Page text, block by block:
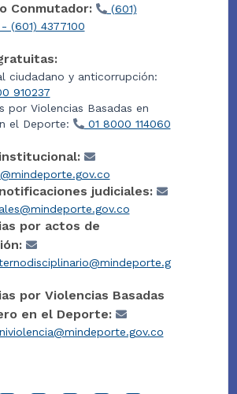
Conmutador:
(601)
(601) 4377100
ciudadano y anticorrupción:
910237
por Violencias Basadas en
el Deporte:
01 8000 114060
judiciales:
por actos de
por Violencias Basadas
en el Deporte: